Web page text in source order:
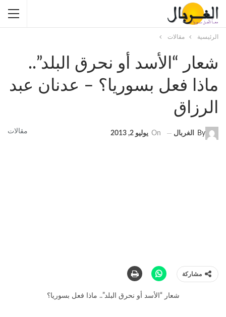
الرئيسية مقالات
شعار “الأسد أو نحرق البلد”..
ماذا فعل بسوريا؟ – عدنان عبد
الرزاق
مقالات By الغربال On يوليو 2, 2013
مشاركة
شعار “الأسد أو نحرق البلد”.. ماذا فعل بسوريا؟